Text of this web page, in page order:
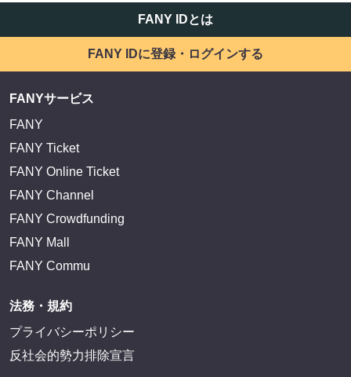
FANY IDとは
FANY IDに登録・ログインする
FANYサービス
FANY
FANY Ticket
FANY Online Ticket
FANY Channel
FANY Crowdfunding
FANY Mall
FANY Commu
法務・規約
プライバシーポリシー
反社会的勢力排除宣言